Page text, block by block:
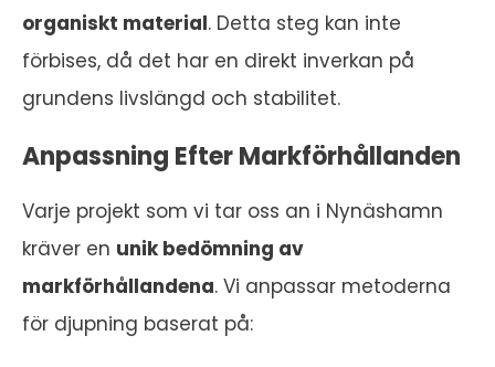
organiskt material. Detta steg kan inte
förbises, då det har en direkt inverkan på
grundens livslängd och stabilitet.
Anpassning Efter Markförhållanden
Varje projekt som vi tar oss an i Nynäshamn
kräver en unik bedömning av
markförhållandena. Vi anpassar metoderna
för djupning baserat på: